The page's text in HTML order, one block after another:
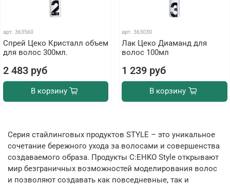
арт. 363560
Спрей Цеко Кристалл объем
для волос 300мл.
2 483 руб
В корзину
арт. 363030
Лак Цеко Диаманд для
волос 100мл
1 239 руб
В корзину
Серия стайлинговых продуктов STYLE – это уникальное
сочетание бережного ухода за волосами и совершенства
создаваемого образа. Продукты C:EHKO Style открывают
мир безграничных возможностей моделирования волос
и позволяют создавать как повседневные, так и